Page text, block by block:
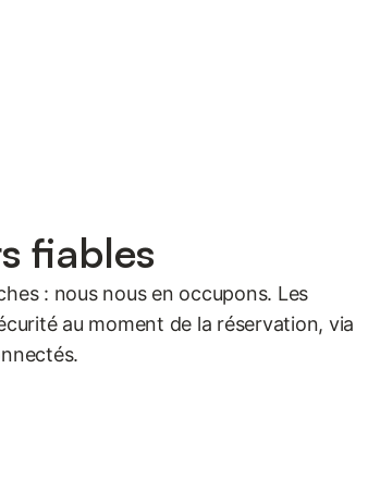
fiables
: nous nous en occupons. Les
au moment de la réservation, via